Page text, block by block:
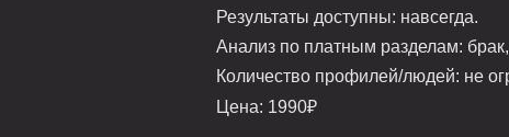
Результаты доступны: навсегда.
Анализ по платным разделам:
Количество профилей/людей: не
Цена: 1990₽